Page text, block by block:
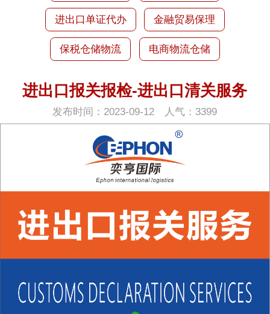
进出口单证代办 金融贸易保理
保税仓储物流 电商物流仓储
进出口报关报检-进出口清关服务
发布时间：2023-09-12 人气：3399